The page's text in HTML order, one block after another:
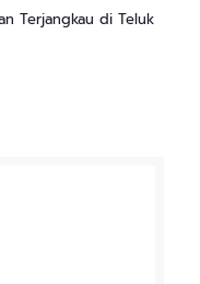
Terjangkau di Teluk